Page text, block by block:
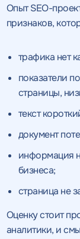
Опыт SEO-
признаков,
трафика нет
показатели
страницы,
текст
документ
информация
бизнеса;
страница не
Оценку стоит
аналитики, и